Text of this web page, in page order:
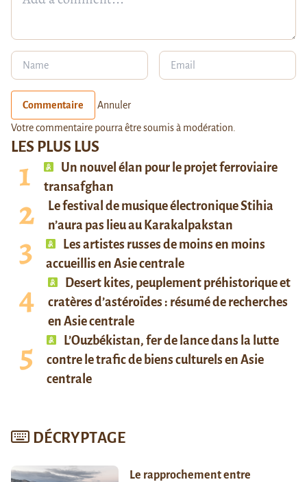
LES PLUS LUS
Un nouvel élan pour le projet ferroviaire
transafghan
Le festival de musique électronique Stihia
n’aura pas lieu au Karakalpakstan
Les artistes russes de moins en moins
accueillis en Asie centrale
Desert kites, peuplement préhistorique et
cratères d’astéroïdes : résumé de recherches
en Asie centrale
L’Ouzbékistan, fer de lance dans la lutte
contre le trafic de biens culturels en Asie
centrale
DÉCRYPTAGE
Le rapprochement entre
Commentaire Annuler
Votre commentaire pourra être soumis à modération.